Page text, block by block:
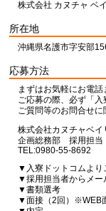
株式会社 カヌチャ ベ
所在地
沖縄県名護市字安部
応募方法
まずはお気軽にお電話
ご応募の際、必ず「入
ご質問等のお問合せに
株式会社カヌチャベイ
企画総務部 採用担当
TEL:0980-55-8692
▼入寮ドットコムより
▼採用担当者からメー
▼書類選考
▼面接（2回）※WEB